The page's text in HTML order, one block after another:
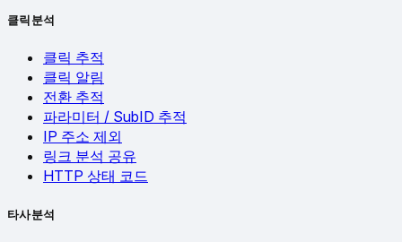
클릭 분석
클릭 추적
클릭 알림
전환 추적
파라미터 / SubID 추적
IP 주소 제외
링크 분석 공유
HTTP 상태 코드
타사 분석